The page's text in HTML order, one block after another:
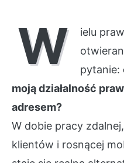
W
ielu
pytanie:
moją działalność
adresem?
W dobie pracy
klientów i rosnącej